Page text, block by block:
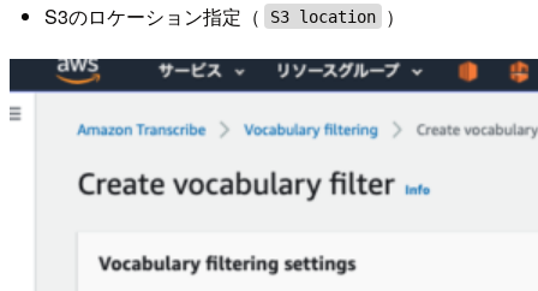
S3のロケーション指定（
S3 location ）